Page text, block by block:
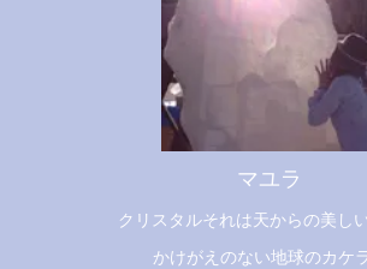
マユラ
クリスタルそれは天からの美し
かけがえのない地球のカケ